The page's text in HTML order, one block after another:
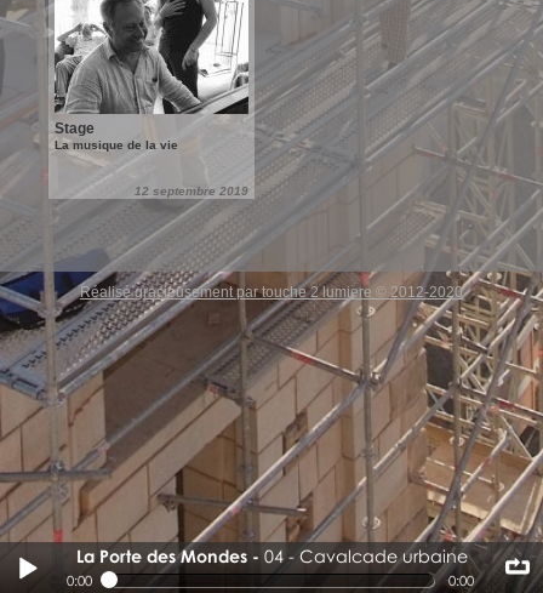
Stage
La musique de la vie
12 septembre 2019
La Porte des Mondes 04 - Cavalcade urbaine
0:00 0:00
04 - Cavalcade urbaine
Réalisé gracieusement par touche 2 lumiere © 2012-2020